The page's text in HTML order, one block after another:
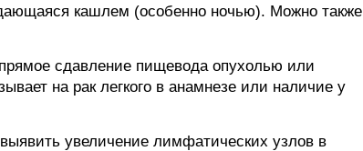
кашлем (особенно ночью). Можно также
сдавление пищевода опухолью или
на рак легкого в анамнезе или наличие у
увеличение лимфатических узлов в